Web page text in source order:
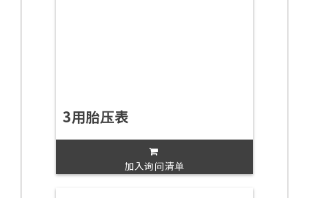
3用胎压表
加入询问清单